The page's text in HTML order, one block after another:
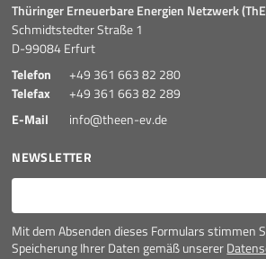
Thüringer Erneuerbare Energien Netzwerk
Schmidtstedter Straße 1
D-99084 Erfurt
Telefon
+49 361 663 82 280
Telefax
+49 361 663 82 289
E-Mail
info@theen-ev.de
NEWSLETTER
E-Mail*
Mit dem Absenden dieses Formulars stimmen
Speicherung Ihrer Daten gemäß unserer